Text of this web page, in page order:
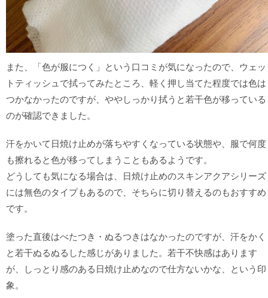
また、「色が服につく」という口コミが気になったので、ウェッ
トティッシュで拭ってみたところ、軽く押し当てた程度では色は
つかなかったのですが、ややしっかり拭うと若干色が移っている
のが確認できました。
汗をかいて日焼け止めが落ちやすくなっている状態や、服で何度
も擦れると色が移ってしまうこともあるようです。
どうしても気になる場合は、日焼け止めのスキンアクアシリーズ
には無色のタイプもあるので、そちらに切り替えるのもおすすめ
です。
塗った直後はべたつき・ぬるつきはなかったのですが、汗をかく
と若干ぬるぬるした感じがありました。若干不快感はあります
が、しっとり感のある日焼け止めなので仕方ないかな、という印
象。